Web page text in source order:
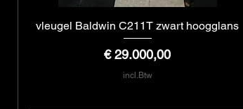
Snel overzicht
vleugel Baldwin C211T zwart hoogglans
Prijs
€ 29.000,00
incl.Btw